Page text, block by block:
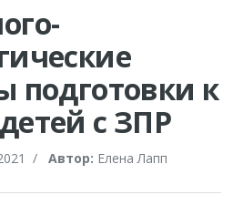
подготовки к
с ЗПР
/ Автор: Елена Лапп